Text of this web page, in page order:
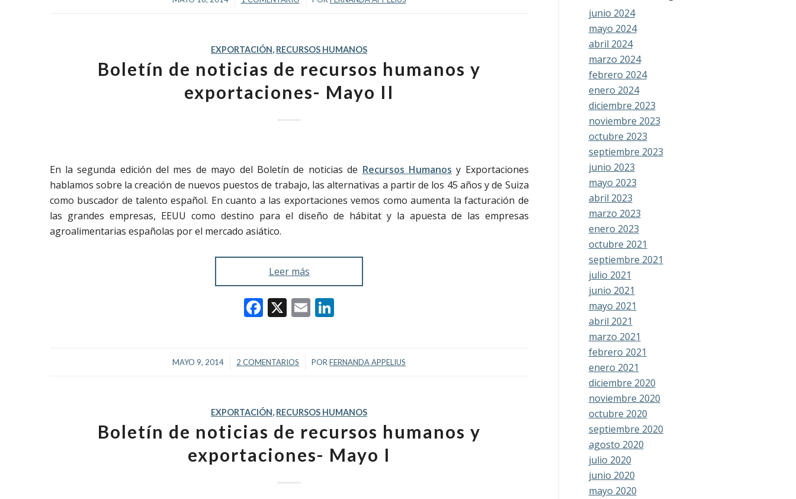
EXPORTACIÓN, RECURSOS HUMANOS
Boletín de noticias de recursos humanos y
exportaciones- Mayo II
En la segunda edición del mes de mayo del Boletín de noticias de Recursos Humanos y Exportaciones
hablamos sobre la creación de nuevos puestos de trabajo, las alternativas a partir de los 45 años y de Suiza
como buscador de talento español. En cuanto a las exportaciones vemos como aumenta la facturación de
las grandes empresas, EEUU como destino para el diseño de hábitat y la apuesta de las empresas
agroalimentarias españolas por el mercado asiático.
Leer más
Facebook
X Email
MAYO 9, 2014
/ 2 COMENTARIOS
/ PORFERNANDA APPELIUS
EXPORTACIÓN, RECURSOS HUMANOS
Boletín de noticias de recursos humanos y
exportaciones- Mayo I
junio 2024
mayo 2024
abril 2024
marzo 2024
febrero 2024
enero 2024
diciembre 2023
noviembre 2023
octubre 2023
septiembre 2023
junio 2023
mayo 2023
abril 2023
marzo 2023
enero 2023
octubre 2021
septiembre 2021
julio 2021
junio 2021
mayo 2021
abril 2021
marzo 2021
febrero 2021
enero 2021
diciembre 2020
noviembre 2020
octubre 2020
septiembre 2020
agosto 2020
julio 2020
junio 2020
mayo 2020